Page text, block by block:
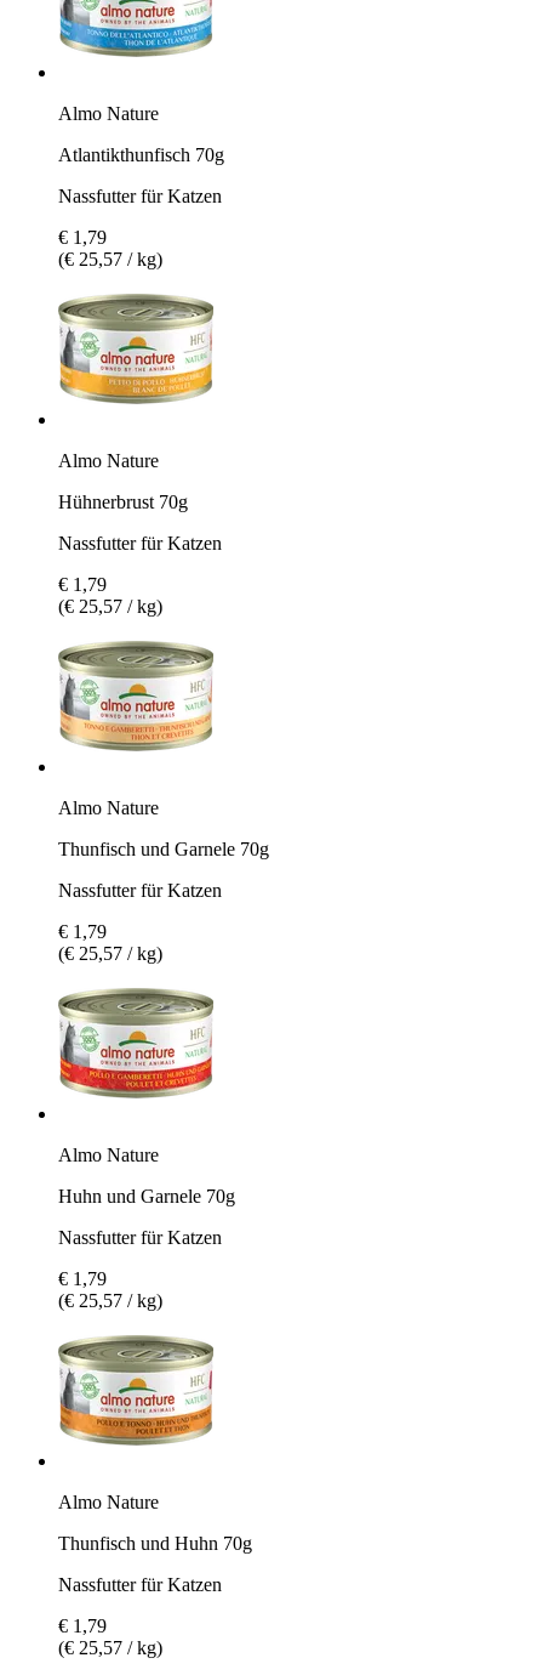
Almo Nature
Atlantikthunfisch 70g
Nassfutter für Katzen
€ 1,79
(€ 25,57 / kg)
Almo Nature
Hühnerbrust 70g
Nassfutter für Katzen
€ 1,79
(€ 25,57 / kg)
Almo Nature
Thunfisch und Garnele 70g
Nassfutter für Katzen
€ 1,79
(€ 25,57 / kg)
Almo Nature
Huhn und Garnele 70g
Nassfutter für Katzen
€ 1,79
(€ 25,57 / kg)
Almo Nature
Thunfisch und Huhn 70g
Nassfutter für Katzen
€ 1,79
(€ 25,57 / kg)